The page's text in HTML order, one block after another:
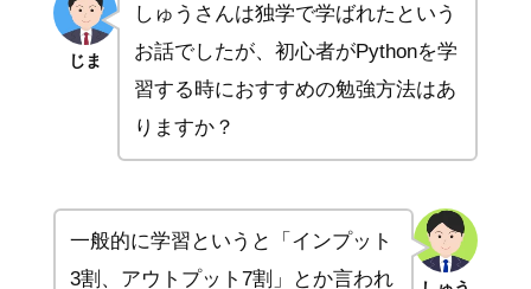
じま
しゅうさんは独学で学ばれたという
お話でしたが、初心者がPythonを学
習する時におすすめの勉強方法はあ
りますか？
一般的に学習というと「インプット
3割、アウトプット7割」とか言われ